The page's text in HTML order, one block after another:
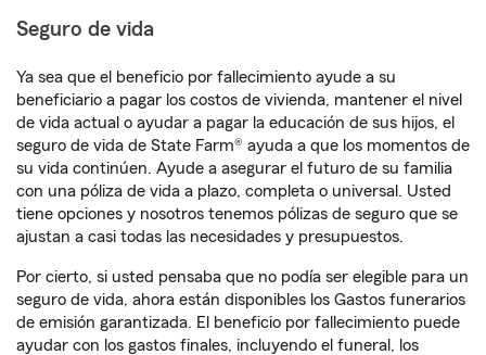
Seguro de vida
Ya sea que el beneficio por fallecimiento ayude a su
beneficiario a pagar los costos de vivienda, mantener el nivel
de vida actual o ayudar a pagar la educación de sus hijos, el
seguro de vida de State Farm® ayuda a que los momentos de
su vida continúen. Ayude a asegurar el futuro de su familia
con una póliza de vida a plazo, completa o universal. Usted
tiene opciones y nosotros tenemos pólizas de seguro que se
ajustan a casi todas las necesidades y presupuestos.
Por cierto, si usted pensaba que no podía ser elegible para un
seguro de vida, ahora están disponibles los Gastos funerarios
de emisión garantizada. El beneficio por fallecimiento puede
ayudar con los gastos finales, incluyendo el funeral, los